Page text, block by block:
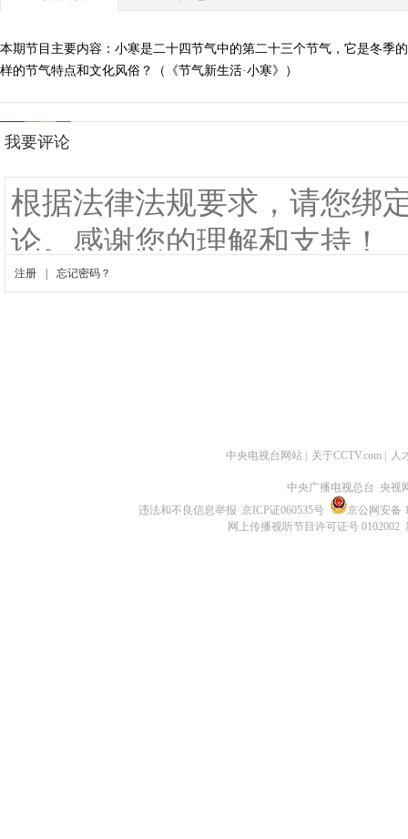
本期节目主要内容：小寒是二十四节气中的第二十三个节气，它是冬季
样的节气特点和文化风俗？（《节气新生活·小寒》）
中央电视台网站 关于CCTV.com 人
中央广播电视总台 央视
违法和不良信息举报 京ICP证060535号
京公网安备
网上传播视听节目许可证号 0102002